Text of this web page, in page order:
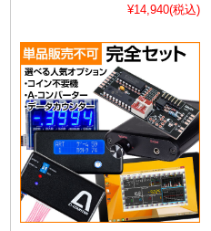
¥14,940(税込)